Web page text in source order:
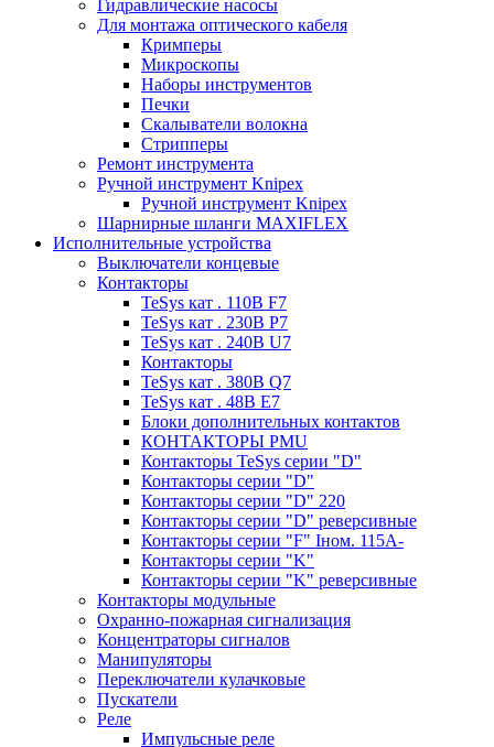
Гидравлические насосы
Для монтажа оптического кабеля
Кримперы
Микроскопы
Наборы инструментов
Печки
Скалыватели волокна
Стрипперы
Ремонт инструмента
Ручной инструмент Knipex
Ручной инструмент Knipex
Шарнирные шланги MAXIFLEX
Исполнительные устройства
Выключатели концевые
Контакторы
TeSys кат . 110В F7
TeSys кат . 230В P7
TeSys кат . 240В U7
Контакторы
TeSys кат . 380В Q7
TeSys кат . 48В E7
Блоки дополнительных контактов
КОНТАКТОРЫ PMU
Контакторы TeSys серии "D"
Контакторы серии "D"
Контакторы серии "D" 220
Контакторы серии "D" реверсивные
Контакторы серии "F" Iном. 115А-
Контакторы серии "K"
Контакторы серии "K" реверсивные
Контакторы модульные
Охранно-пожарная сигнализация
Концентраторы сигналов
Манипуляторы
Переключатели кулачковые
Пускатели
Реле
Импульсные реле